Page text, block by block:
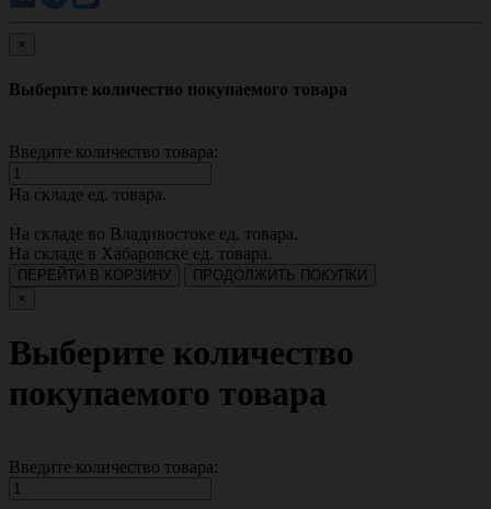
×
Выберите количество покупаемого товара
Введите количество товара:
На складе ед. товара.
На складе во Владивостоке ед. товара.
На складе в Хабаровске ед. товара.
ПЕРЕЙТИ В КОРЗИНУ
ПРОДОЛЖИТЬ ПОКУПКИ
×
Выберите количество
покупаемого товара
Введите количество товара: